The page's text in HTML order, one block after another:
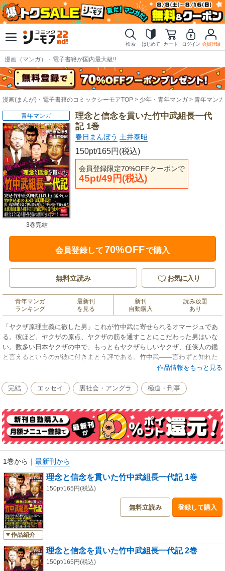
検索 はじめて カート ログイン 会員登録
漫画（マンガ）・電子書籍が国内最大級!!
漫画(まんが)・電子書籍のコミックシーモアTOP 少年・青年マンガ 青年マンガ
理念と信念を貫いた竹中武組長一代
記 1巻
春日まんぼう 土井泰昭
150pt/165円(税込)
会員登録限定70%OFFクーポンで
45pt/49円(税込)
青年マンガ
3巻完結
会員登録して70%OFFで購入
無料立読み お気に入り
青年マンガ
ランキング
最新刊
を見る
新刊
自動購入
読み放題
あり
「ヤクザ原理主義に徹した男」これが竹中武に寄せられるオマージュであ
る。彼ほど、ヤクザの原点、ヤクザの筋を通すことにこだわった男はいな
い。数多い日本ヤクザの中で、もっともヤクザらしいヤクザ、任侠人の鑑
と言えるというのが彼に付きまとう評である。竹中武――言わずと知れた
山口組四代目・竹中正久組長の実弟であり、正久組長が山口組四代目にな
はワシ以上にヤクザの素質を持っている」と言わしめた竹中武は、ややも
すると武断・粗暴の男と見られがちだが、冷静で頭脳明晰、バランス感覚
に秀で人情味あふれた名親分だった。あの「山一抗争」では山口組内でも
圧倒的な武勲をあげ、最後まで「仇討しないで終結するのか」と徹底して
抗争終結に異を唱えたが、ヤクザの理念を一筋に貫いたその生きざまは、
いまもなお心にしみる光芒を放ち人々を魅了してやまない。
作品情報をもっと見る
完結 エッセイ 裏社会・アングラ 極道・刑事
1巻から ｜ 最新刊から
作品紹介
理念と信念を貫いた竹中武組長一代記 1巻
150pt/165円(税込)
無料立読み 登録して購入
理念と信念を貫いた竹中武組長一代記 2巻
150pt/165円(税込)